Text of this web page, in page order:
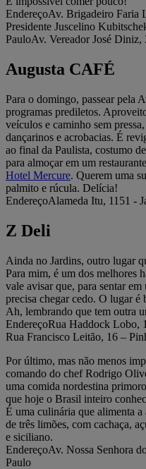
EndereçoAv. Brigadeiro Faria
Presidente Juscelino
PauloAv. Vereador José
Augusta CAFÉ
Para o domingo, passear pela
programas prediletos.
veículos e caminho sem
dançarinos e acrobacias. É
ao final da Paulista, costumo
para almoçar em um
Hotel Mercure. Querem uma
palmito e rúcula. Delícia!
EndereçoAlameda Itu, 1151 -
Z Deli
Ainda no Jardins, outro lugar
Para mim, é um dos melhores
vale avisar que, para sentar
precisa chegar cedo. O lugar é
Ah, lembrando que tem outra
EndereçoRua Haddock Lobo,
Rua Francisco Leitão, 16 –
Por último, mas não menos
comando do chef Rodrigo
uma comida nordestina
que hoje o Brasil inteiro
É uma culinária que alimenta
de três limões, com cachaça,
e siciliano.
EndereçoAv. Nossa Senhora
Paulo